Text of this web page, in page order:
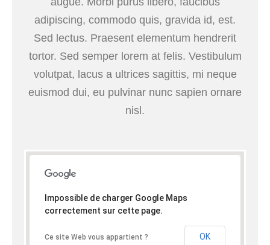
adipiscing, commodo quis, gravida id, est.
Sed lectus. Praesent elementum hendrerit
tortor. Sed semper lorem at felis. Vestibulum
volutpat, lacus a ultrices sagittis, mi neque
euismod dui, eu pulvinar nunc sapien ornare
nisl.
Impossible de charger Google Maps
correctement sur cette page.
Ce site Web vous appartient ? OK